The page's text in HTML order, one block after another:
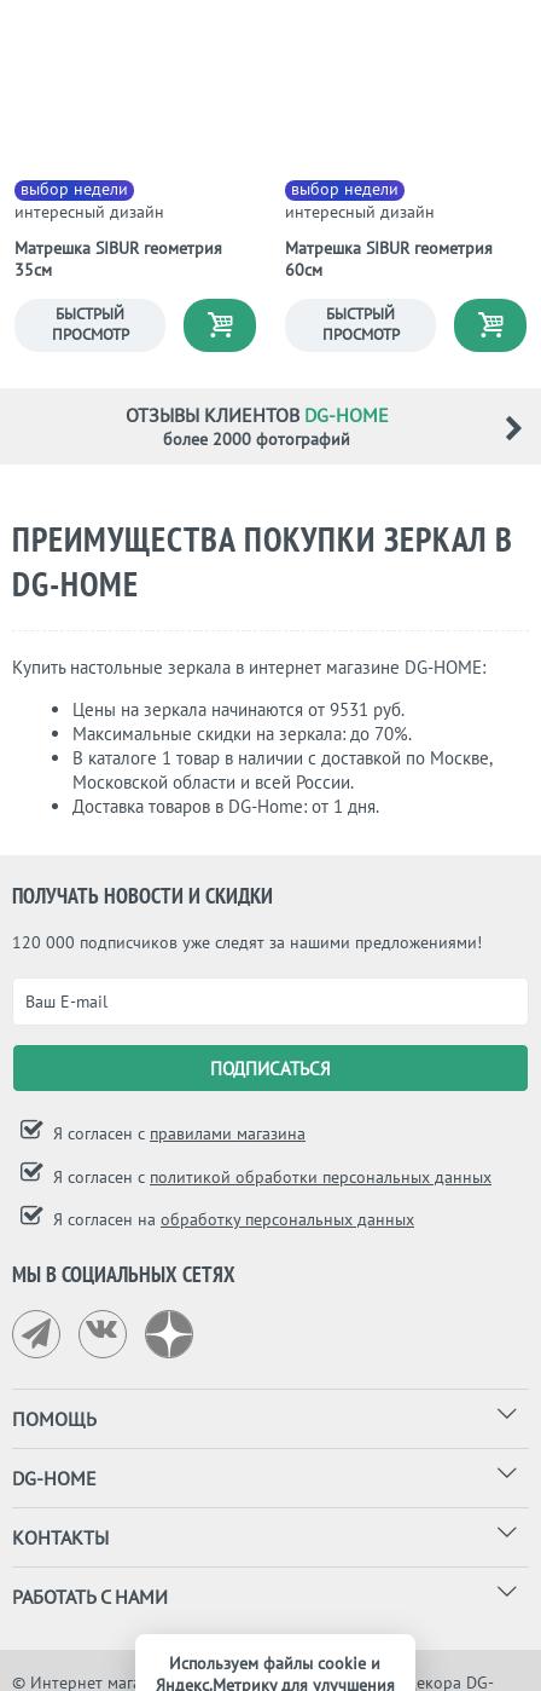
Матрешка SIBUR геометрия
35см
выбор недели
интересный дизайн
БЫСТРЫЙ
ПРОСМОТР
Матрешка SIBUR геометрия
60см
выбор недели
интересный дизайн
БЫСТРЫЙ
ПРОСМОТР
ОТЗЫВЫ КЛИЕНТОВ DG-HOME
более 2000 фотографий
ПРЕИМУЩЕСТВА ПОКУПКИ ЗЕРКАЛ В
DG-НОМЕ
Купить настольные зеркала в интернет магазине DG-НОМЕ:
Цены на зеркала начинаются от 9531 руб.
Максимальные скидки на зеркала: до 70%.
В каталоге 1 товар в наличии с доставкой по Москве,
Московской области и всей России.
Доставка товаров в DG-Home: от 1 дня.
ПОЛУЧАТЬ НОВОСТИ И СКИДКИ
120 000 подписчиков уже следят за нашими предложениями!
Я согласен с правилами магазина
Я согласен с политикой обработки персональных данных
Я согласен на обработку персональных данных
МЫ В СОЦИАЛЬНЫХ СЕТЯХ
ПОМОЩЬ
DG-HOME
КОНТАКТЫ
РАБОТАТЬ С НАМИ
© Интернет магазин дизайнерской мебели, света и декора DG-
Используем файлы cookie и
Яндекс.Метрику для улучшения